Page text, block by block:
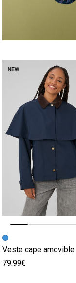
Image précédente
Image suivante
Veste cape amovible
79.99€